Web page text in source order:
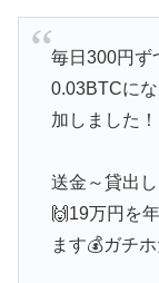
毎日300円ず
0.03BTCに
加しました！
送金～貸出
🙌19万円を
ます💰ガチ